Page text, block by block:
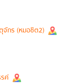
จักร (หมอชิต2)
ค์